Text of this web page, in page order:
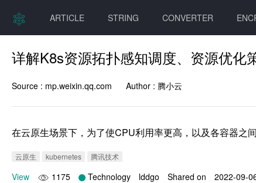
ARTICLE STRING CONVERTER
详解K8s资源拓扑感知调度、资源优化
Source : mp.weixin.qq.com Author : 腾小云
在云原生场景下，为了使CPU利用率更高，以及各容器之
云原生 kubernetes 腾讯技术
View 1175 Technology lddgo Shared on 2022-09-